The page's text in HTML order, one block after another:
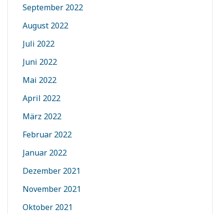
September 2022
August 2022
Juli 2022
Juni 2022
Mai 2022
April 2022
März 2022
Februar 2022
Januar 2022
Dezember 2021
November 2021
Oktober 2021